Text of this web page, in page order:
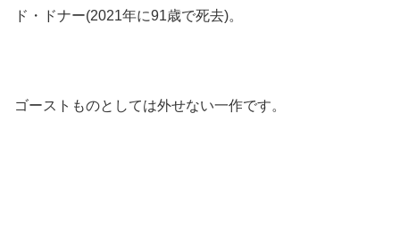
ド・ドナー(2021年に91歳で死去)。
ゴーストものとしては外せない一作です。